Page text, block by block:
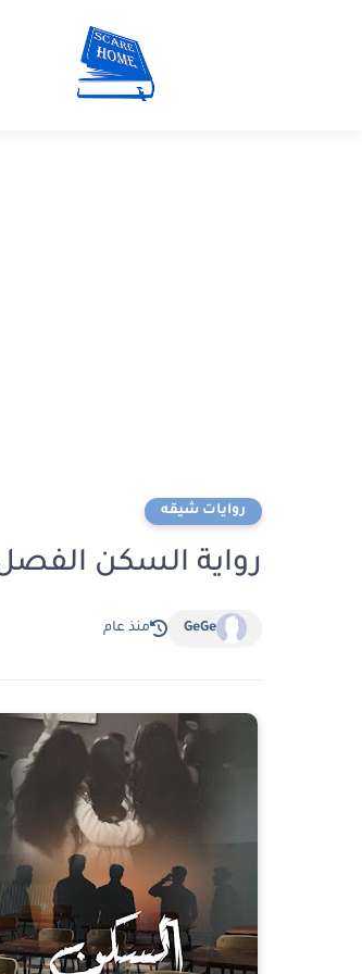
روايات شيقه
رواية السكن الفصل الثاني عشر
GeGe منذ عام